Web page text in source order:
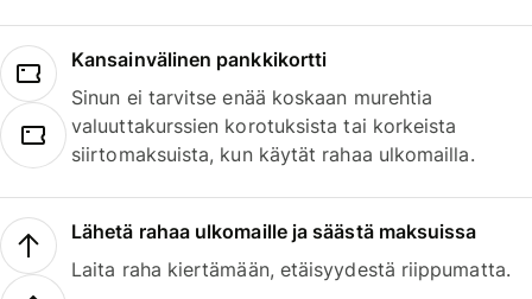
Kansainvälinen pankkikortti
Sinun ei tarvitse enää koskaan murehtia
valuuttakurssien korotuksista tai korkeista
siirtomaksuista, kun käytät rahaa ulkomailla.
Lähetä rahaa ulkomaille ja säästä maksuissa
Laita raha kiertämään, etäisyydestä riippumatta.